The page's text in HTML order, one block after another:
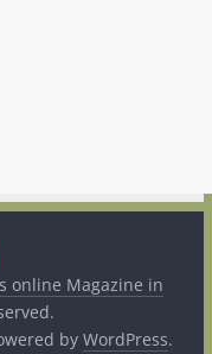
online Magazine in
by WordPress.